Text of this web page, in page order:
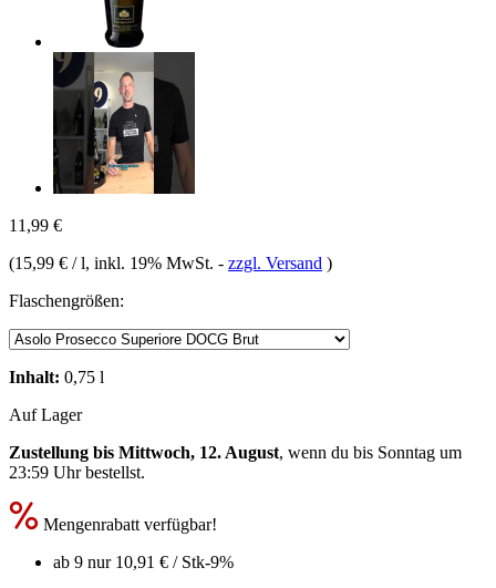
11,99 €
(15,99 € / l, inkl. 19% MwSt. - zzgl. Versand )
Flaschengrößen:
Inhalt: 0,75 l
Auf Lager
Zustellung bis Mittwoch, 12. August, wenn du bis Sonntag um
23:59 Uhrbestellst.
Mengenrabatt verfügbar!
ab 9 nur 10,91 € / Stk-9%